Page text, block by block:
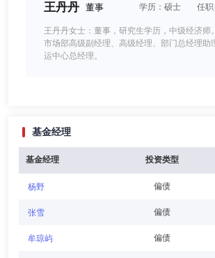
王丹丹 董事 学历：硕士 任
王丹丹女士：董事，研究生学历，中级经济
市场部高级副经理、高级经理、部门总经理
运中心总经理。
Ang Eng Siong先生：董事，硕士。曾任新加
官、企业银行部总经理等。现任华侨银行有限
芦特尔 董事,总经理（总裁）,投资决策
芦特尔先生：董事。多年证券相关从业经验
基金经理
基金经理 投资类型
杨野 偏债
张雪 偏债
牟琼屿 偏债